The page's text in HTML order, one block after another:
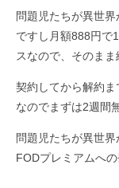
問題児たちが異世
ですし月額888円で
スなので、そのまま
契約してから解約
なのでまずは2週間
問題児たちが異世
FODプレミアムへの